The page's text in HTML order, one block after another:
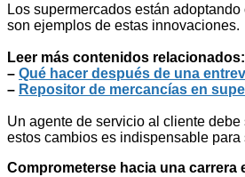
Los supermercados están
son ejemplos de estas innovaciones.
Leer más contenidos relacionados:
– Qué hacer después de una
– Repositor de mercancías en
Un agente de servicio al cliente
estos cambios es indispensable
Comprometerse hacia una